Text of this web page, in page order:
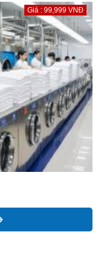
Giá : 99,999 VNĐ